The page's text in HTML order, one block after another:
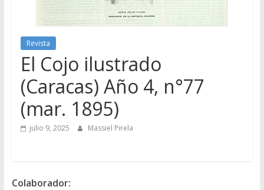
Revista
El Cojo ilustrado
(Caracas) Año 4, n°77
(mar. 1895)
julio 9, 2025 Massiel Pirela
Colaborador: